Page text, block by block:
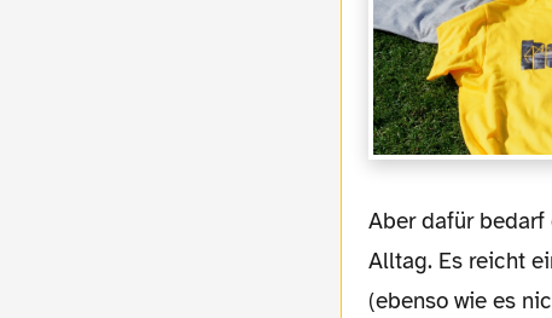
Aber dafür bedarf es einer generell anderen Einstellung gegenüber dem Bundesliga-
Alltag. Es reicht
(ebenso wie es